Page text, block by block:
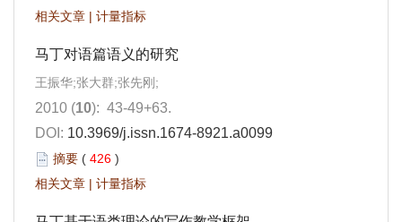
相关文章 | 计量指标
马丁对语篇语义的研究
王振华;张大群;张先刚;
2010 (10): 43-49+63.
DOI: 10.3969/j.issn.1674-8921.a0099
摘要 ( 426 )
相关文章 | 计量指标